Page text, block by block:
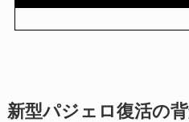
新型パジェロ復活の